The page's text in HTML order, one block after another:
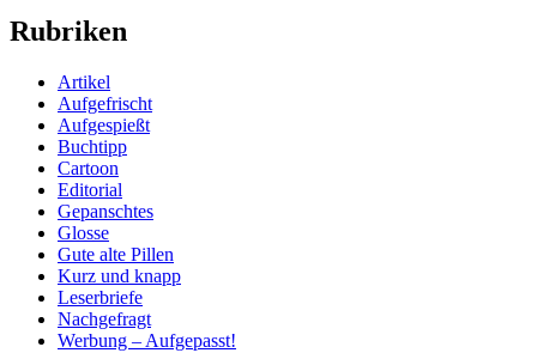
Rubriken
Artikel
Aufgefrischt
Aufgespießt
Buchtipp
Cartoon
Editorial
Gepanschtes
Glosse
Gute alte Pillen
Kurz und knapp
Leserbriefe
Nachgefragt
Werbung – Aufgepasst!